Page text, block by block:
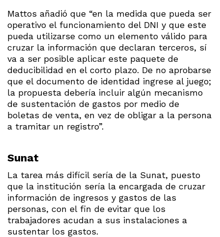
Mattos añadió que “en la medida que pueda ser
operativo el funcionamiento del DNI y que este
pueda utilizarse como un elemento válido para
cruzar la información que declaran terceros, sí
va a ser posible aplicar este paquete de
deducibilidad en el corto plazo. De no aprobarse
que el documento de identidad ingrese al juego;
la propuesta debería incluir algún mecanismo
de sustentación de gastos por medio de
boletas de venta, en vez de obligar a la persona
a tramitar un registro”.
Sunat
La tarea más difícil sería de la Sunat, puesto
que la institución sería la encargada de cruzar
información de ingresos y gastos de las
personas, con el fin de evitar que los
trabajadores acudan a sus instalaciones a
sustentar los gastos.